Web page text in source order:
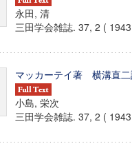
永田, 清
三田学会雑誌. 37, 2 (
マッカーテイ著 横溝直二
小島, 栄次
三田学会雑誌. 37, 2 (